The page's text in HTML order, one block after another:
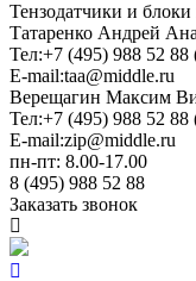
Тензодатчики и
Татаренко Андрей
Тел:+7 (495) 988 52 88
E-mail:taa@middle.ru
Верещагин Максим
Тел:+7 (495) 988 52 88
E-mail:zip@middle.ru
пн-пт: 8.00-17.00
8 (495) 988 52 88
Заказать звонок